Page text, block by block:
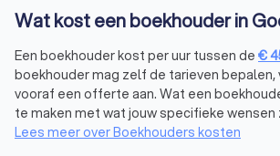
Wat kost een boekhouder in
Een boekhouder kost per uur tussen de €
boekhouder mag zelf de tarieven bepalen,
vooraf een offerte aan. Wat een
te maken met wat jouw specifieke wensen
Lees meer over Boekhouders kosten